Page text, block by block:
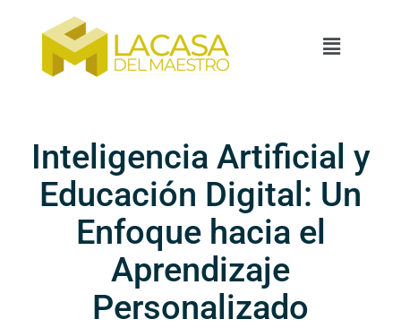
Inteligencia Artificial y
Educación Digital: Un
Enfoque hacia el
Aprendizaje
Personalizado